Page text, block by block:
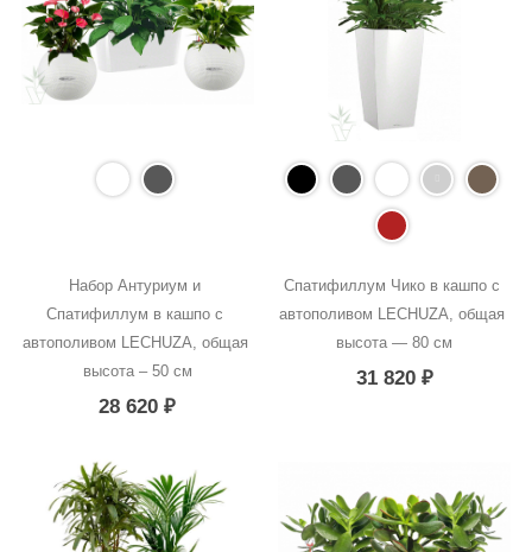
Набор Антуриум и
Спатифиллум в кашпо с
автополивом LECHUZA, общая
высота – 50 см
28 620₽
Спатифиллум Чико в кашпо с
автополивом LECHUZA, общая
высота — 80 см
31 820 ₽